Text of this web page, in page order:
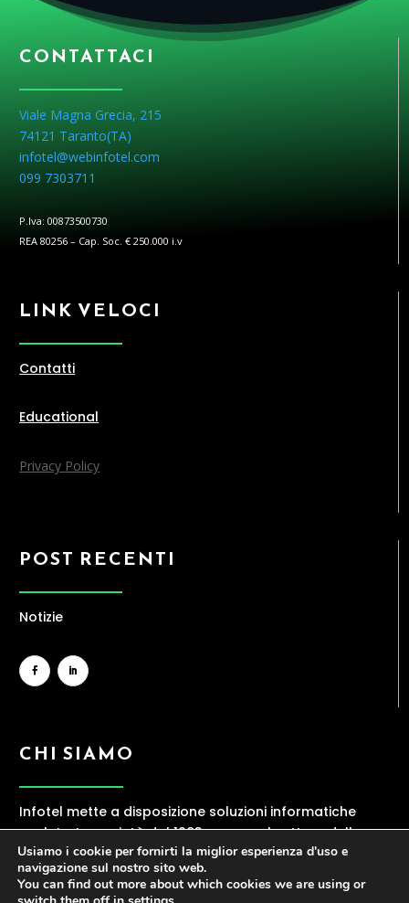
CONTATTACI
Viale Magna Grecia, 215
74121 Taranto(TA)
infotel@webinfotel.com
099 7303711
P.Iva: 00873500730
REA 80256 – Cap. Soc. € 250.000 i.v
LINK VELOCI
Contatti
Educational
Privacy Policy
POST RECENTI
Notizie
CHI SIAMO
Infotel mette a disposizione soluzioni informatiche
evolute. La società dal 1983 opera nel settore della
ICT, offrendo una gamma ampia di servizi
contraddistinti da elevata professionalità.
Usiamo i cookie per fornirti la miglior esperienza d'uso e
navigazione sul nostro sito web.
You can find out more about which cookies we are using or